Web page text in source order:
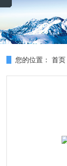
您的位置： 首页